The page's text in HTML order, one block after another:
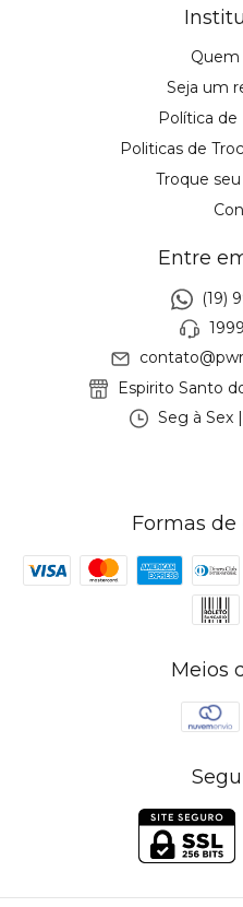
Quem
Seja um
Política de
Politicas de
Troque
Entre
(19)
Espirito Santo
Seg à Sex
Formas
Meios